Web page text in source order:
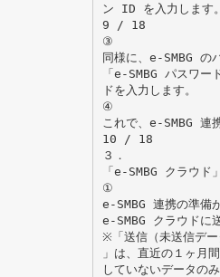
ン ID を入力します。
9 / 18
③
同様に、e-SMBG の
「e-SMBG パスワー
ドを入力します。
④
これで、e-SMBG 連
10 / 18
３．
「e-SMBG クラウド
①
e-SMBG 連携の準備
e-SMBG クラウドに
※「送信（未送信デー
」は、直近の１ヶ月
していないデータの